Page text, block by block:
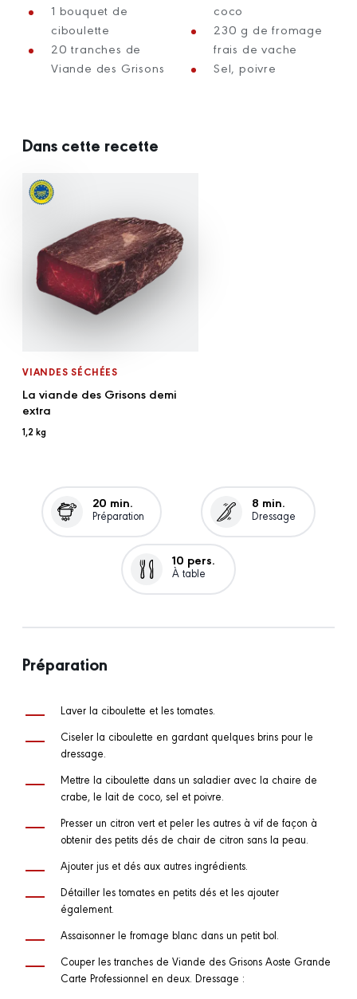
1 bouquet de
ciboulette
20 tranches de
Viande des Grisons
coco
230 g de fromage
frais de vache
Sel, poivre
Dans cette recette
VIANDES SÉCHÉES
La viande des Grisons demi
extra
1,2 kg
20 min.
Préparation
8 min.
Dressage
10 pers.
À table
Préparation
Laver la ciboulette et les tomates.
Ciseler la ciboulette en gardant quelques brins pour le
dressage.
Mettre la ciboulette dans un saladier avec la chaire de
crabe, le lait de coco, sel et poivre.
Presser un citron vert et peler les autres à vif de façon à
obtenir des petits dés de chair de citron sans la peau.
Ajouter jus et dés aux autres ingrédients.
Détailler les tomates en petits dés et les ajouter
également.
Assaisonner le fromage blanc dans un petit bol.
Couper les tranches de Viande des Grisons Aoste Grande
Carte Professionnel en deux. Dressage :